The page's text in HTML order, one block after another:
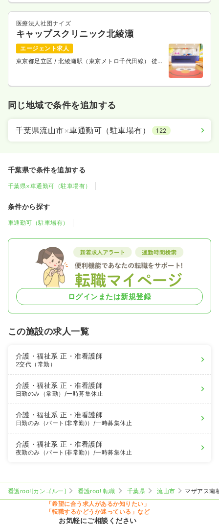
医療法人社団ナイズ
キャップスクリニック北綾瀬
エージェント求人
東京都足立区 / 北綾瀬駅（東京メトロ千代田線） 徒歩
同じ地域で条件を追加する
千葉県流山市×車通勤可（駐車場有） 122
千葉県で条件を追加する
千葉県×車通勤可（駐車場有）
条件から探す
車通勤可（駐車場有）
ログインまたは新規登録
この施設の求人一覧
介護・福祉系正・准看護師
2交代（常勤）
介護・福祉系正・准看護師
日勤のみ（常勤） /一時募集休止
介護・福祉系正・准看護師
日勤のみ（パート(非常勤)） /一時募集休止
介護・福祉系正・准看護師
夜勤のみ（パート(非常勤)） /一時募集休止
看護roo![カンゴルー] 看護roo! 転職 千葉県 流山市
マザアス南
「希望に合う求人があるか知りたい」
「転職するかどうか迷っている」など
お気軽にご相談ください